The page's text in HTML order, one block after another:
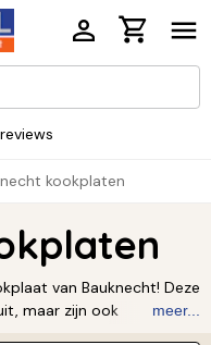
reviews
kookplaten
van Bauknecht! Deze
maar zijn ook
meer...